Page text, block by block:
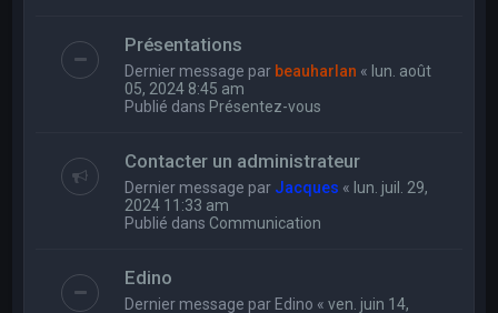
Présentations
Dernier message par beauharlan « lun. août
05, 2024 8:45 am
Publié dans Présentez-vous
Contacter un administrateur
Dernier message par Jacques « lun. juil. 29,
2024 11:33 am
Publié dans Communication
Edino
Dernier message par Edino «ven. juin 14,